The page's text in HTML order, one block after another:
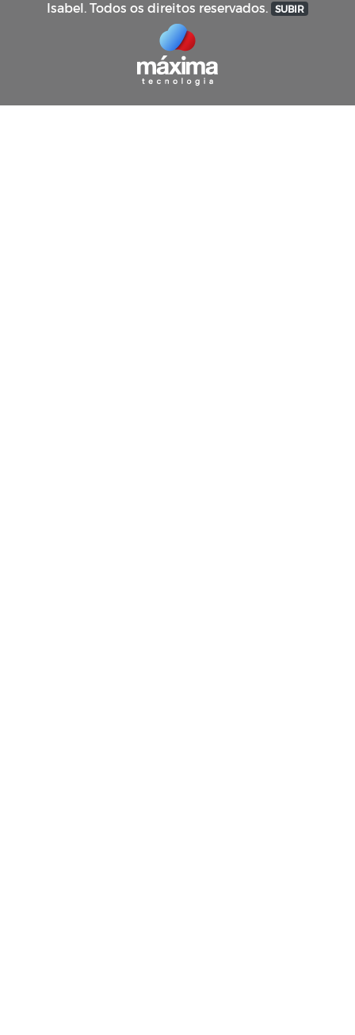
Isabel. Todos os direitos reservados. SUBIR